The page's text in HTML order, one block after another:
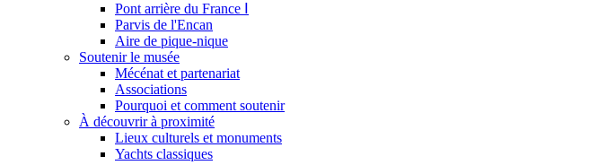
Pont arrière du France Ⅰ
Parvis de l'Encan
Aire de pique-nique
Soutenir le musée
Mécénat et partenariat
Associations
Pourquoi et comment soutenir
À découvrir à proximité
Lieux culturels et monuments
Yachts classiques